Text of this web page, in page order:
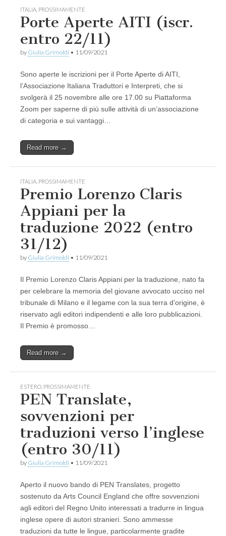
ITALIA PROSSIMAMENTE
Porte Aperte AITI (iscr.
entro 22/11)
by Giulia Grimoldi • 11/09/2021
Sono aperte le iscrizioni per il Porte Aperte di AITI,
l’Associazione Italiana Traduttori e Interpreti, che si
svolgerà il 25 novembre alle ore 17.00 su Piattaforma
Zoom per saperne di più sulle attività di un’associazione
di categoria e sui vantaggi…
Read more →
ITALIA PROSSIMAMENTE
Premio Lorenzo Claris
Appiani per la
traduzione 2022 (entro
31/12)
by Giulia Grimoldi • 11/09/2021
Il Premio Lorenzo Claris Appiani per la traduzione, nato fa
per celebrare la memoria del giovane avvocato ucciso nel
tribunale di Milano e il legame con la sua terra d’origine, è
riservato agli editori indipendenti e alle loro pubblicazioni.
Il Premio è promosso…
Read more →
ESTERO PROSSIMAMENTE
PEN Translate,
sovvenzioni per
traduzioni verso l’inglese
(entro 30/11)
by Giulia Grimoldi • 11/09/2021
Aperto il nuovo bando di PEN Translates, progetto
sostenuto da Arts Council England che offre sovvenzioni
agli editori del Regno Unito interessati a tradurre in lingua
inglese opere di autori stranieri. Sono ammesse
traduzioni da tutte le lingue, particolarmente gradite